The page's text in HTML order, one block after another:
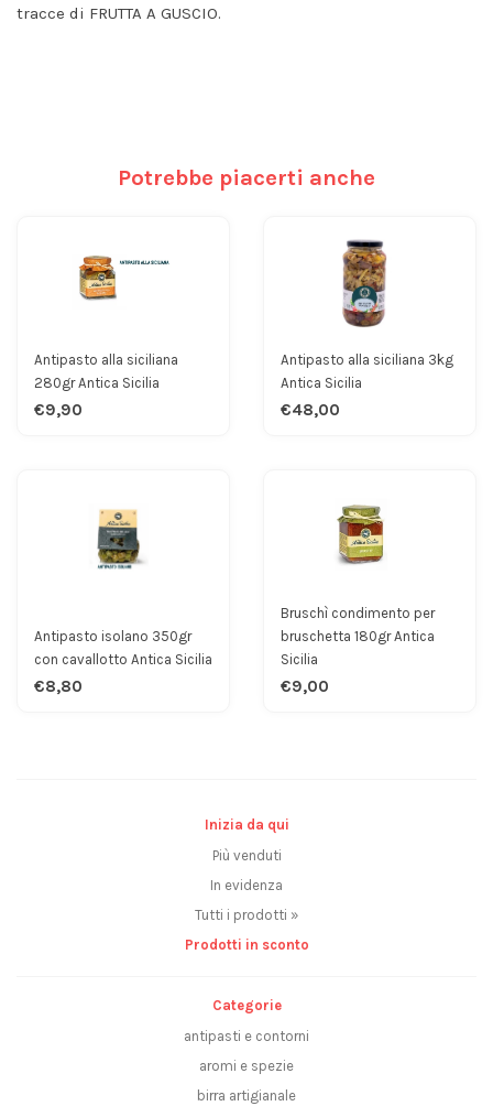
Inizia da qui
Più venduti
In evidenza
Tutti i prodotti »
Prodotti in sconto
Categorie
antipasti e contorni
aromi e spezie
birra artigianale
tracce di FRUTTA A GUSCIO.
Potrebbe piacerti anche
Antipasto alla siciliana
280gr Antica Sicilia
€9,90
Antipasto alla siciliana 3kg
Antica Sicilia
€48,00
Antipasto isolano 350gr
con cavallotto Antica Sicilia
€8,80
Bruschì condimento per
bruschetta 180gr Antica
Sicilia
€9,00